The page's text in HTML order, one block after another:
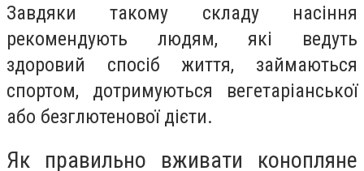
Завдяки такому складу насіння
рекомендують людям, які ведуть
здоровий спосіб життя, займаються
спортом, дотримуються вегетаріанської
або безглютенової дієти.
Як правильно вживати конопляне